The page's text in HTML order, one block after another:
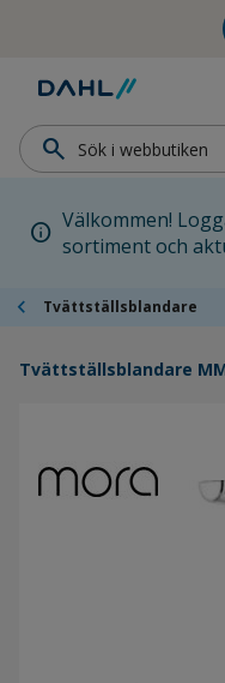
Hoppa till
search
info Välkommen!
sortiment och
chevron_left Tvättställsblandare
Tvättställsblandare